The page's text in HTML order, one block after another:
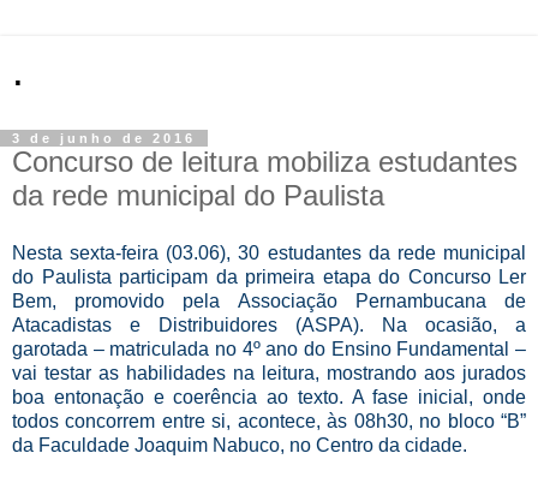
.
3 de junho de 2016
Concurso de leitura mobiliza estudantes
da rede municipal do Paulista
Nesta sexta-feira (03.06), 30 estudantes da rede municipal
do Paulista participam da primeira etapa do Concurso Ler
Bem, promovido pela Associação Pernambucana de
Atacadistas e Distribuidores (ASPA). Na ocasião, a
garotada – matriculada no 4º ano do Ensino Fundamental –
vai testar as habilidades na leitura, mostrando aos jurados
boa entonação e coerência ao texto. A fase inicial, onde
todos concorrem entre si, acontece, às 08h30, no bloco “B”
da Faculdade Joaquim Nabuco, no Centro da cidade.